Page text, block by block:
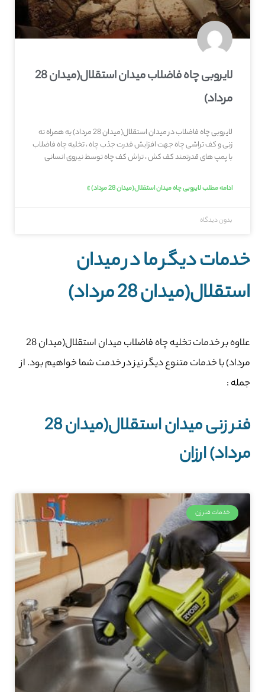
لایروبی چاه فاضلاب میدان استقلال(میدان 28
مرداد)
لایروبی چاه فاضلاب در میدان استقلال(میدان 28 مرداد) به همراه ته
زنی و کف تراشی چاه جهت افزایش قدرت جذب چاه ، تخلیه چاه فاضلاب
با پمپ های قدرتمند کف کش ، تراش کف چاه توسط نیروی انسانی
ادامه مطلب لایروبی چاه میدان استقلال(میدان 28 مرداد) »
بدون دیدگاه
خدمات دیگر ما در میدان
استقلال(میدان 28 مرداد)
علاوه بر خدمات تخلیه چاه فاضلاب میدان استقلال(میدان 28
مرداد) با خدمات متنوع دیگر نیز در خدمت شما خواهیم بود. از
جمله :
فنر زنی میدان استقلال(میدان 28
مرداد) ارزان
خدمات فنرزن